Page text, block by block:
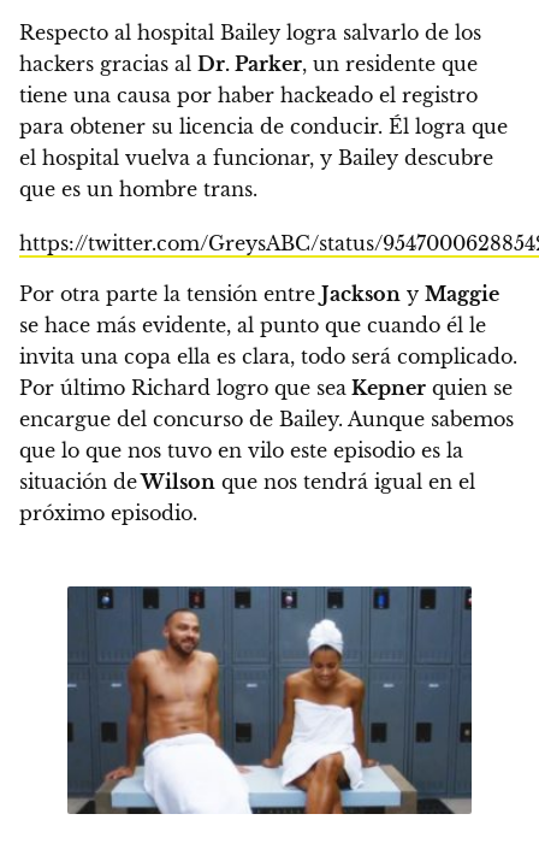
Respecto al hospital Bailey logra salvarlo de los
hackers gracias al Dr. Parker, un residente que
tiene una causa por haber hackeado el registro
para obtener su licencia de conducir. Él logra que
el hospital vuelva a funcionar, y Bailey descubre
que es un hombre trans.
https://twitter.com/GreysABC/status/
Por otra parte la tensión entre Jackson y Maggie
se hace más evidente, al punto que cuando él le
invita una copa ella es clara, todo será complicado.
Por último Richard logro que sea Kepner quien se
encargue del concurso de Bailey. Aunque sabemos
que lo que nos tuvo en vilo este episodio es la
situación deWilson que nos tendrá igual en el
próximo episodio.